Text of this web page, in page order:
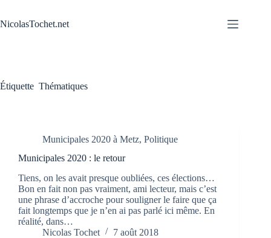
contenu
NicolasTochet.net
Étiquette Thématiques
Municipales 2020 à Metz, Politique
Municipales 2020 : le retour
Tiens, on les avait presque oubliées, ces élections…
Bon en fait non pas vraiment, ami lecteur, mais c’est
une phrase d’accroche pour souligner le faire que ça
fait longtemps que je n’en ai pas parlé ici même. En
réalité, dans…
Nicolas Tochet
7 août 2018